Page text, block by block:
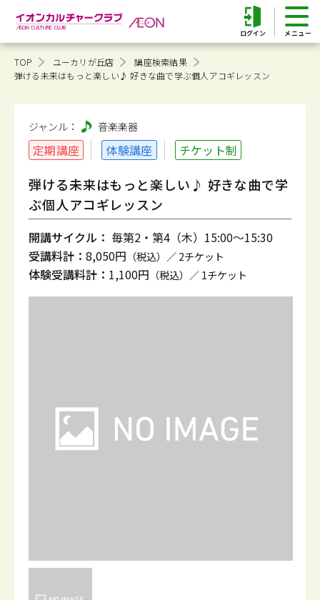
ログイン
TOP ユーカリが丘店
講座検索結果
弾ける未来はもっと楽しい♪ 好きな曲で学ぶ個人アコギレッスン
ジャンル： 音楽楽器
定期講座 体験講座 チケット制
弾ける未来はもっと楽しい♪ 好きな曲で学
ぶ個人アコギレッスン
開講サイクル： 毎第2・第4（木）15:00～15:30
受講料計： 8,050円 （税込）／ 2チケット
体験受講料計： 1,100円 （税込）／ 1チケット